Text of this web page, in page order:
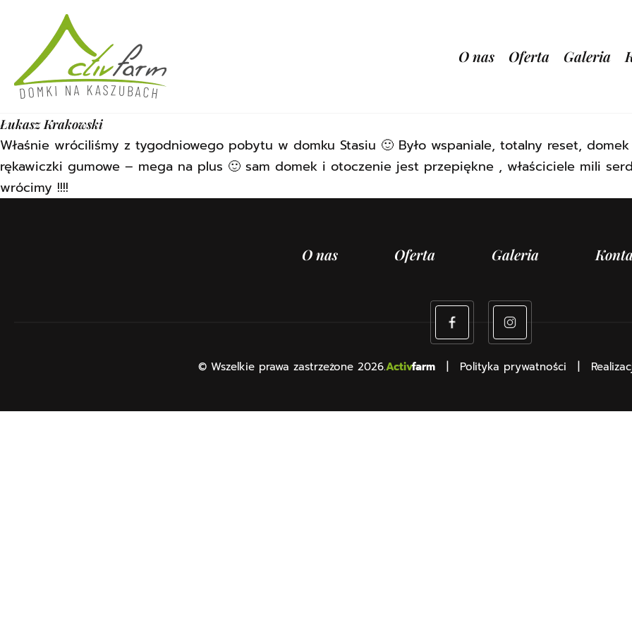
Przejdź do treści
O nas Oferta Galeria
Łukasz Krakowski
Właśnie wróciliśmy z tygodniowego pobytu w domku Stasiu 🙂 Było wspaniale, totalny reset,
rękawiczki gumowe – mega na plus 🙂 sam domek i otoczenie jest przepiękne , właściciele mili
wrócimy !!!!
O nas Oferta Galeria
© Wszelkie prawa zastrzeżone 2026.Activfarm Polityka prywatności